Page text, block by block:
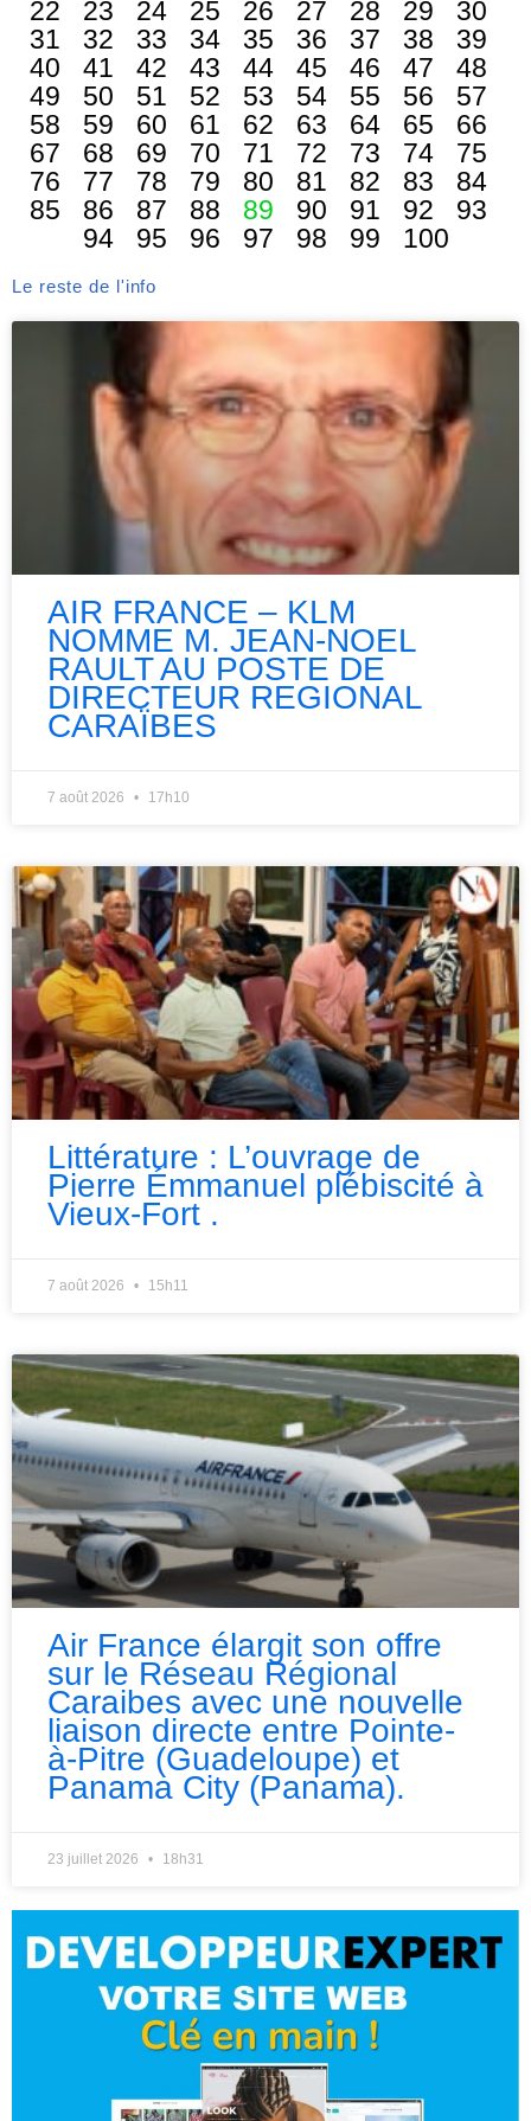
22 23 24 25 26 27 28 29
30
31
32 33 34 35 36 37 38
39
40
41 42 43 44 45 46 47
48
49
50 51 52 53 54 55 56
57
58
59 60 61 62 63 64 65
66
67
68 69 70 71 72 73 74
75
76
77 78 79 80 81 82 83
84
85
86 87 88 89 90 91 92
93
94
95 96 97 98 99 100
Le reste de l'info
AIR FRANCE – KLM
NOMME M. JEAN-NOEL
RAULT AU POSTE DE
DIRECTEUR REGIONAL
CARAÏBES
7 août 2026 17h10
Littérature : L’ouvrage de
Pierre Émmanuel plébiscité à
Vieux-Fort .
7 août 2026 15h11
Air France élargit son offre
sur le Réseau Régional
Caraibes avec une nouvelle
liaison directe entre Pointe-
à-Pitre (Guadeloupe) et
Panama City (Panama).
23 juillet 2026 18h31